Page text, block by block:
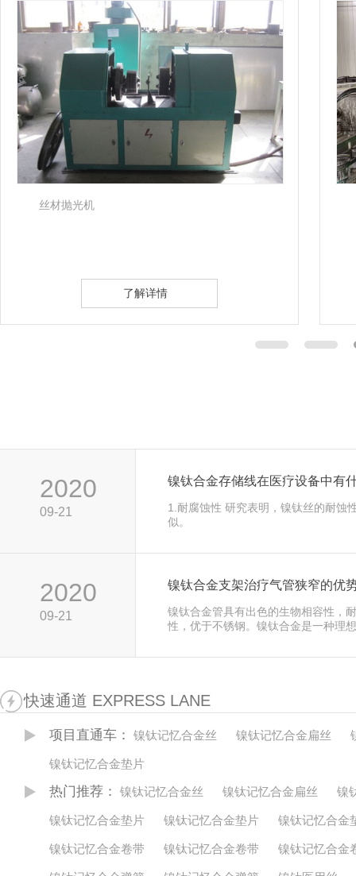
丝材抛光机
了解详情
2020
09-21
镍钛合金存储线在医疗设备中有
1.耐腐蚀性 研究表明，镍钛丝的耐蚀
似。
2020
09-21
镍钛合金支架治疗气管狭窄的优
镍钛合金管具有出色的生物相容性，
性，优于不锈钢。镍钛合金是一种理
快速通道 EXPRESS LANE
项目直通车： 镍钛记忆合金丝 镍钛记忆合金扁丝
镍钛记忆合金垫片
热门推荐： 镍钛记忆合金丝 镍钛记忆合金扁丝 镍
镍钛记忆合金垫片 镍钛记忆合金垫片 镍钛记忆合金
镍钛记忆合金卷带 镍钛记忆合金卷带 镍钛记忆合金